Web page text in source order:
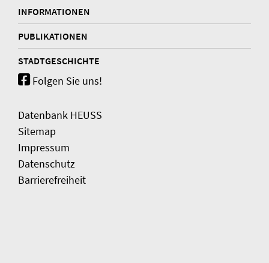
INFORMATIONEN
PUBLIKATIONEN
STADTGESCHICHTE
Folgen Sie uns!
Datenbank HEUSS
Sitemap
Impressum
Datenschutz
Barrierefreiheit